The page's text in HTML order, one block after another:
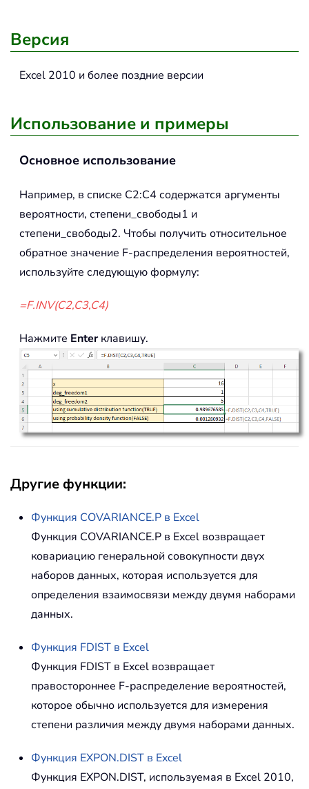
Версия
Excel 2010 и более поздние версии
Использование и примеры
Основное использование
Например, в списке C2:C4 содержатся аргументы
вероятности, степени_свободы1 и
степени_свободы2. Чтобы получить относительное
обратное значение F-распределения вероятностей,
используйте следующую формулу:
=F.INV(C2,C3,C4)
Нажмите Enterклавишу.
Другие функции:
Функция COVARIANCE.P в Excel
Функция COVARIANCE.P в Excel возвращает
ковариацию генеральной совокупности двух
наборов данных, которая используется для
определения взаимосвязи между двумя наборами
данных.
Функция FDIST в Excel
Функция FDIST в Excel возвращает
правостороннее F-распределение вероятностей,
которое обычно используется для измерения
степени различия между двумя наборами данных.
Функция EXPON.DIST в Excel
Функция EXPON.DIST, используемая в Excel 2010,